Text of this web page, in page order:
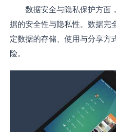
数据安全与隐私保护方面
据的安全性与隐私性。数据完
定数据的存储、使用与分享方
险。